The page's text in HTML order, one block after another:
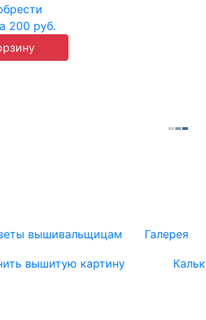
200 руб.
вышивальщицам Галерея
вышитую картину